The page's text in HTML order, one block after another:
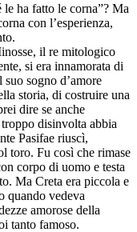
ha fatto le corna”? Ma
con l’esperienza,
il re mitologico
si era innamorata di
sogno d’amore
storia, di costruire una
dire se anche
disinvolta abbia
Pasifae riuscì,
toro. Fu così che rimase
corpo di uomo e testa
Ma Creta era piccola e
quando vedeva
amorose della
tanto famoso.